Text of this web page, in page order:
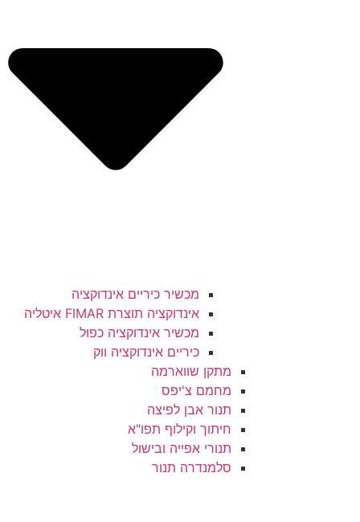
מכשיר כיריים אינדוקציה
אינדוקציה תוצרת FIMAR איטליה
מכשיר אינדוקציה כפול
כיריים אינדוקציה ווק
מתקן שווארמה
מחמם צ'יפס
תנור אבן לפיצה
חיתוך וקילוף תפו"א
תנורי אפייה ובישול
סלמנדרה תנור